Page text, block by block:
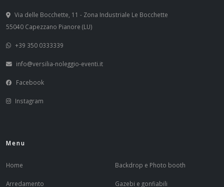
Via delle Bocchette, 11 - Zona Industriale Le Bocchette
55040 Capezzano Pianore (LU)
+39 350 0333339
info@versilia-noleggio-eventi.it
Facebook
Instagram
Menu
Home
Arredamento
Backdrop e Photo booth
Gazebi e gonfiabili